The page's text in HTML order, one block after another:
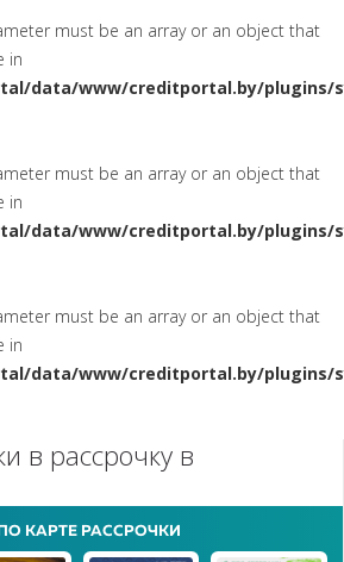
must be an array or an object that
in
data/www/creditportal.by/plugins/
must be an array or an object that
in
data/www/creditportal.by/plugins/
must be an array or an object that
in
data/www/creditportal.by/plugins/
в рассрочку в
КАРТЕ РАССРОЧКИ